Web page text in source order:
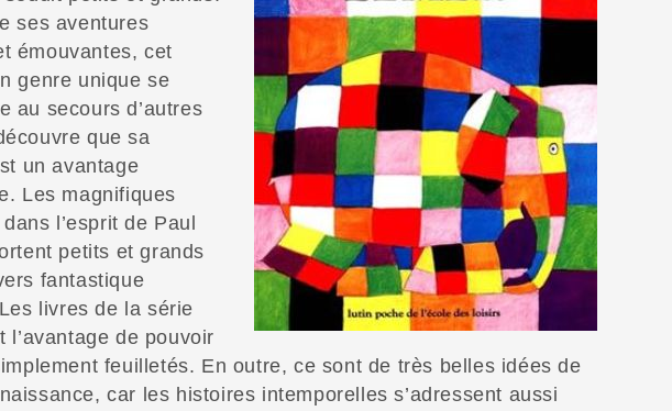
ses aventures
émouvantes, cet
genre unique se
au secours d’autres
que sa
un avantage
Les magnifiques
l’esprit de Paul
petits et grands
fantastique
livres de la série
l’avantage de pouvoir
feuilletés. En outre, ce sont de très belles idées de
car les histoires intemporelles s’adressent aussi